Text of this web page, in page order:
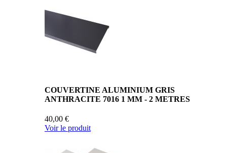
COUVERTINE ALUMINIUM GRIS
ANTHRACITE 7016 1 MM - 2 METRES
40,00 €
Voir le produit